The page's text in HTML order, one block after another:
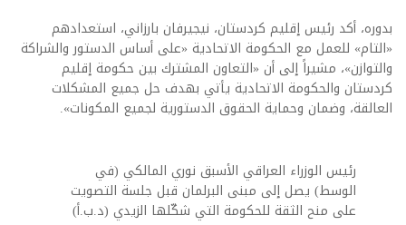
بدوره، أكد رئيس إقليم كردستان، نيجيرفان بارزاني، استعدادهم
«التام» للعمل مع الحكومة الاتحادية «على أساس الدستور والشراكة
والتوازن»، مشيراً إلى أن «التعاون المشترك بين حكومة إقليم
كردستان والحكومة الاتحادية يأتي بهدف حل جميع المشكلات
العالقة، وضمان وحماية الحقوق الدستورية لجميع المكونات».
رئيس الوزراء العراقي الأسبق نوري المالكي (في
الوسط) يصل إلى مبنى البرلمان قبل جلسة التصويت
على منح الثقة للحكومة التي شكّلها الزيدي (د.ب.أ)